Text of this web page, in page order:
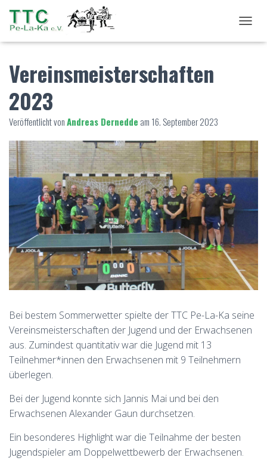
Vereinsmeisterschaften
2023
Veröffentlicht vonAndreas Dernedde am 16. September 2023
Bei bestem Sommerwetter spielte der TTC Pe-La-Ka seine
Vereinsmeisterschaften der Jugend und der Erwachsenen
aus. Zumindest quantitativ war die Jugend mit 13
Teilnehmer*innen den Erwachsenen mit 9 Teilnehmern
überlegen.
Bei der Jugend konnte sich Jannis Mai und bei den
Erwachsenen Alexander Gaun durchsetzen.
Ein besonderes Highlight war die Teilnahme der besten
Jugendspieler am Doppelwettbewerb der Erwachsenen.